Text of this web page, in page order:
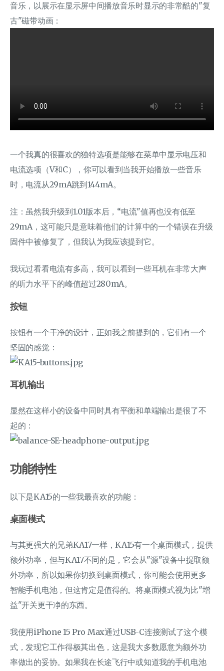
音乐，以展示在显示屏中间播放音乐时显示的非常酷的"复
古"磁带动画：
一个我真的很喜欢的独特选项是能够在菜单中显示电压和
电流选项（V和C），你可以看到当我开始播放一些音乐
时，电流从29mA跳到144mA。
注：虽然我升级到1.01版本后，“电流"值再也没有低至
29mA，这可能只是意味着他们的计算中的一个错误在升级
固件中被修复了，但我认为我应该提到它。
我玩过看看电流有多高，我可以看到一些耳机在非常大声
的听力水平下的峰值超过280mA。
按钮
按钮有一个干净的设计，正如我之前提到的，它们有一个
坚固的感觉：
耳机输出
显然在这样小的设备中同时具有平衡和单端输出是很了不
起的：
功能特性
以下是KA15的一些我最喜欢的功能：
桌面模式
与其更强大的兄弟KA17一样，KA15有一个桌面模式，提供
额外功率，但与KA17不同的是，它会从"源"设备中提取额
外功率，所以如果你切换到桌面模式，你可能会使用更多
智能手机电池，但这肯定是值得的。将桌面模式视为比"增
益"开关更干净的东西。
我使用iPhone 15 Pro Max通过USB-C连接测试了这个模
式，发现它工作得极其出色，这是我大多数愿意为额外功
率做出的妥协。如果我在长途飞行中或知道我的手机电池